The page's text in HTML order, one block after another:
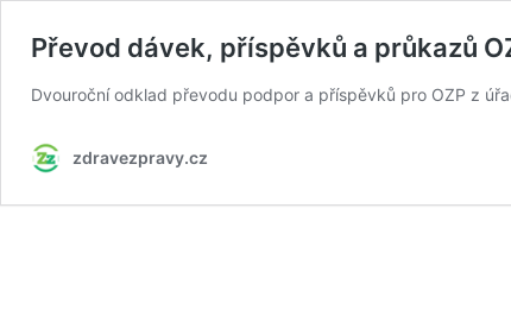
Převod dávek, příspěvků a průkazů
Dvouroční odklad převodu podpor a příspěvků pro OZP z
zdravezpravy.cz